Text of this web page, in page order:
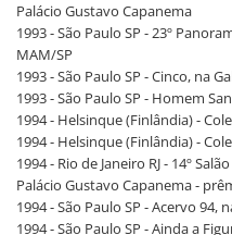
Palácio Gustavo Capanema
1993 - São Paulo SP - 23º
MAM/SP
1993 - São Paulo SP - Cinco, na
1993 - São Paulo SP - Homem
1994 - Helsinque (Finlândia) -
1994 - Helsinque (Finlândia) -
1994 - Rio de Janeiro RJ - 14º
Palácio Gustavo Capanema -
1994 - São Paulo SP - Acervo 94,
1994 - São Paulo SP - Ainda a